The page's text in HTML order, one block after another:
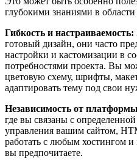
глубокими знаниями в области
Гибкость и настраиваемость:
готовый дизайн, они часто
настройки и кастомизации в
потребностями проекта. Вы
цветовую схему, шрифты,
адаптировать тему под свои
Независимость от
где вы связаны с
управления вашим сайтом,
работать с любым хостингом
вы предпочитаете.